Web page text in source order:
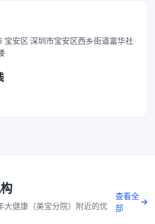
宝安区 深圳市宝安区西乡街道富华社
大健康（美宝分院）附近的优
查看全
部